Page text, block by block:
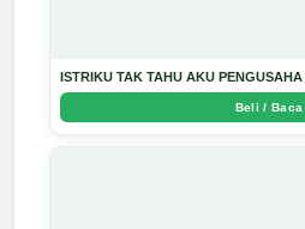
ISTRIKU TAK TAHU AKU
Beli / Baca